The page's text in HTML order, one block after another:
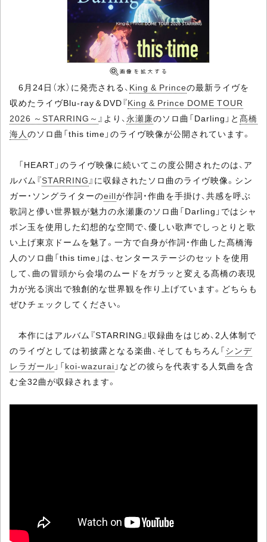
6月24日（水）に発売される、 King & Princeの最新ライヴを
収めたライヴBlu-ray＆DVD『King & Prince DOME TOUR
2026 ～STARRING～ 』より、 永瀬廉のソロ曲「Darling」と 髙橋
海人 のソロ曲「this time」のライヴ映像が公開されています。
「HEART」のライヴ映像に続いてこの度公開されたのは、ア
ルバム『STARRING 』に収録されたソロ曲のライヴ映像。シン
ガー・ソングライターのeillが作詞・作曲を手掛け、共感を呼ぶ
歌詞と儚い世界観が魅力の永瀬廉のソロ曲「Darling」ではシャ
ボン玉を使用した幻想的な空間で、優しい歌声でしっとりと歌
い上げ東京ドームを魅了。一方で自身が作詞・作曲した髙橋海
人のソロ曲「this time」は、センターステージのセットを使用
して、曲の冒頭から会場のムードをガラッと変える髙橋の表現
力が光る演出で独創的な世界観を作り上げています。どちらも
ぜひチェックしてください。
本作にはアルバム『STARRING』収録曲をはじめ、2人体制で
のライヴとしては初披露となる楽曲、そしてもちろん「シンデ
レラガール 」「koi-wazurai 」などの彼らを代表する人気曲を含
む全32曲が収録されます。